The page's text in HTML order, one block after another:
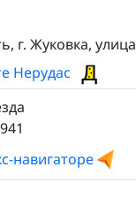
г. Жуковка,
Нерудас
навигаторе